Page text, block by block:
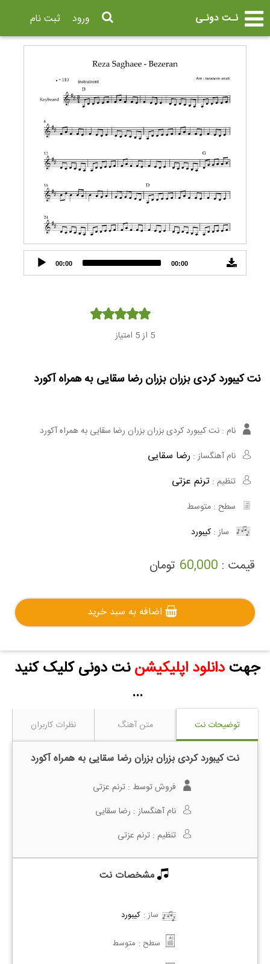
نـت دونـی ثبت نام ورود
Audio
Player
00:00 00:00
5 از 5 امتیاز
نت کیبورد کردی بزران بزران رضا سقایی به همراه آکورد
نام : نت کیبورد کردی بزران بزران رضا سقایی به همراه آکورد
نام آهنگساز : رضا سقایی
تنظیم : ترنم عزتی
سطح : متوسط
ساز : کیبورد
قیمت : 60,000 تومان
اضافه به سبد خرید
جهتدانلود اپلیکیشن نت دونی کلیک کنید
...
توضیحات نت متن آهنگ نظرات کاربران
نت کیبورد کردی بزران بزران رضا سقایی به همراه آکورد
فروش توسط : ترنم عزتی
نام آهنگساز : رضا سقایی
تنظیم : ترنم عزتی
مشخصات نت
ساز : کیبورد
سطح : متوسط